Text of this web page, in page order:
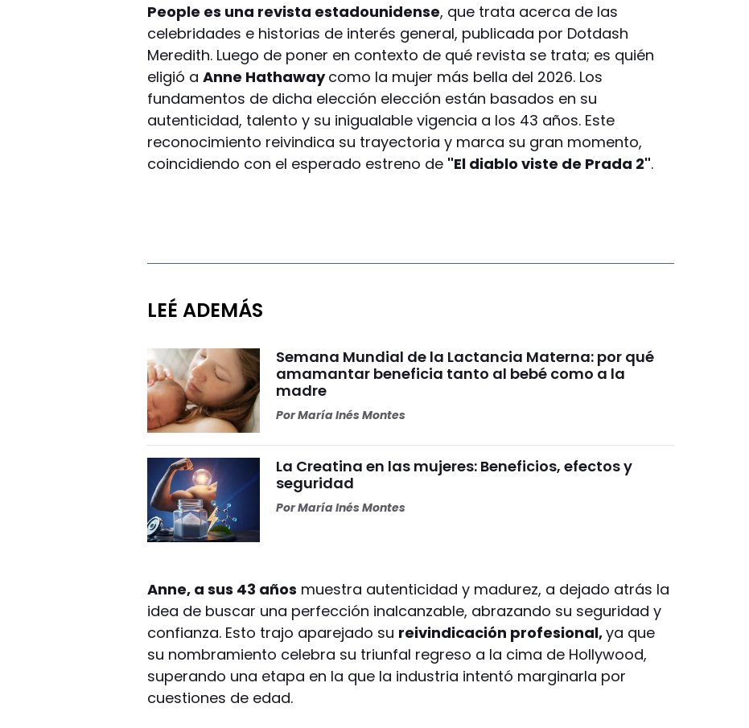
People es una revista estadounidense, que trata acerca de las
celebridades e historias de interés general, publicada por Dotdash
Meredith. Luego de poner en contexto de qué revista se trata; es quién
eligió aAnne Hathawaycomo la mujer más bella del 2026. Los
fundamentos de dicha elección elección están basados en su
autenticidad, talento y su inigualable vigencia a los 43 años. Este
reconocimiento reivindica su trayectoria y marca su gran momento,
coincidiendo con el esperado estreno de "El diablo viste de Prada 2".
LEÉ ADEMÁS
Semana Mundial de la Lactancia Materna: por qué
amamantar beneficia tanto al bebé como a la
madre
PorMaría Inés Montes
La Creatina en las mujeres: Beneficios, efectos y
seguridad
PorMaría Inés Montes
Anne, a sus 43 años muestra autenticidad y madurez, a dejado atrás la
idea de buscar una perfección inalcanzable, abrazando su seguridad y
confianza. Esto trajo aparejado su reivindicación profesional,ya que
su nombramiento celebra su triunfal regreso a la cima de Hollywood,
superando una etapa en la que la industria intentó marginarla por
cuestiones de edad.